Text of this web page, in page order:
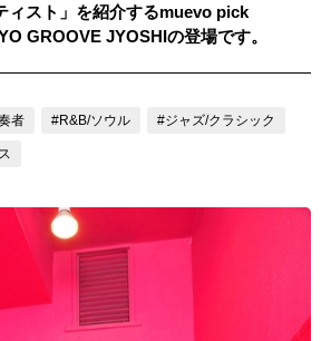
HM #女性シンガー
ンディング
ィスト」を紹介するmuevo pick
GROOVE JYOSHIの登場です。
者 #R&B/ソウル #ジャズ/クラシック